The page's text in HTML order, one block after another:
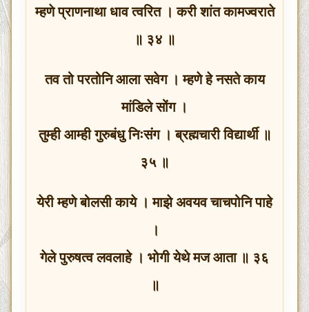
म्हणे प्राणनाथा धाव त्वरित । करी शांत कामज्वराते
॥ ३४ ॥
तव तो परतोनि आला सवेग । म्हणे हे नसते काय
मांडिले सोंग ।
तुम्ही आम्ही गुरुबंधु निःसंग । ब्रह्मचारी विद्यार्थी ॥
३५ ॥
येरी म्हणे बोलसी काये । माझे अवयव चाचपोनि पाहे
।
गेले पुरुषत्व लवलाहे । भोगी येथे मज आता ॥ ३६
॥